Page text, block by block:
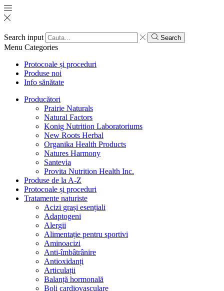
Search input Search
Menu Categories
Protocoale și proceduri
Produse noi
Info sănătate
Producători
Prairie Naturals
Natural Factors
Konig Nutrition Laboratoriums
New Roots Herbal
Organika Health Products
Natures Harmony
Santevia
Provita Nutrition Health Inc.
Produse de la A-Z
Protocoale și proceduri
Tratamente naturiste
Acizi grași esențiali
Adaptogeni
Alergii
Alimentație pentru sportivi
Aminoacizi
Anti-îmbâtrânire
Antioxidanți
Articulații
Balanță hormonală
Boli cardiovasculare